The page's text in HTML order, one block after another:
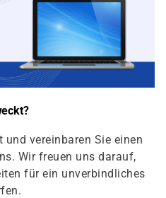
und vereinbaren Sie einen
Wir freuen uns darauf,
für ein unverbindliches